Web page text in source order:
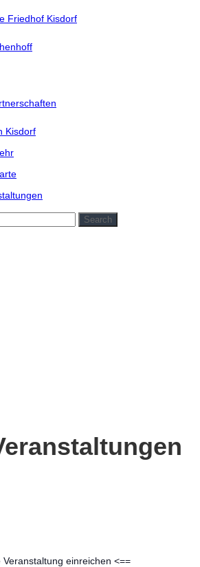
Friedhof Kisdorf
Kisdorf
Search
Veranstaltung einreichen <==